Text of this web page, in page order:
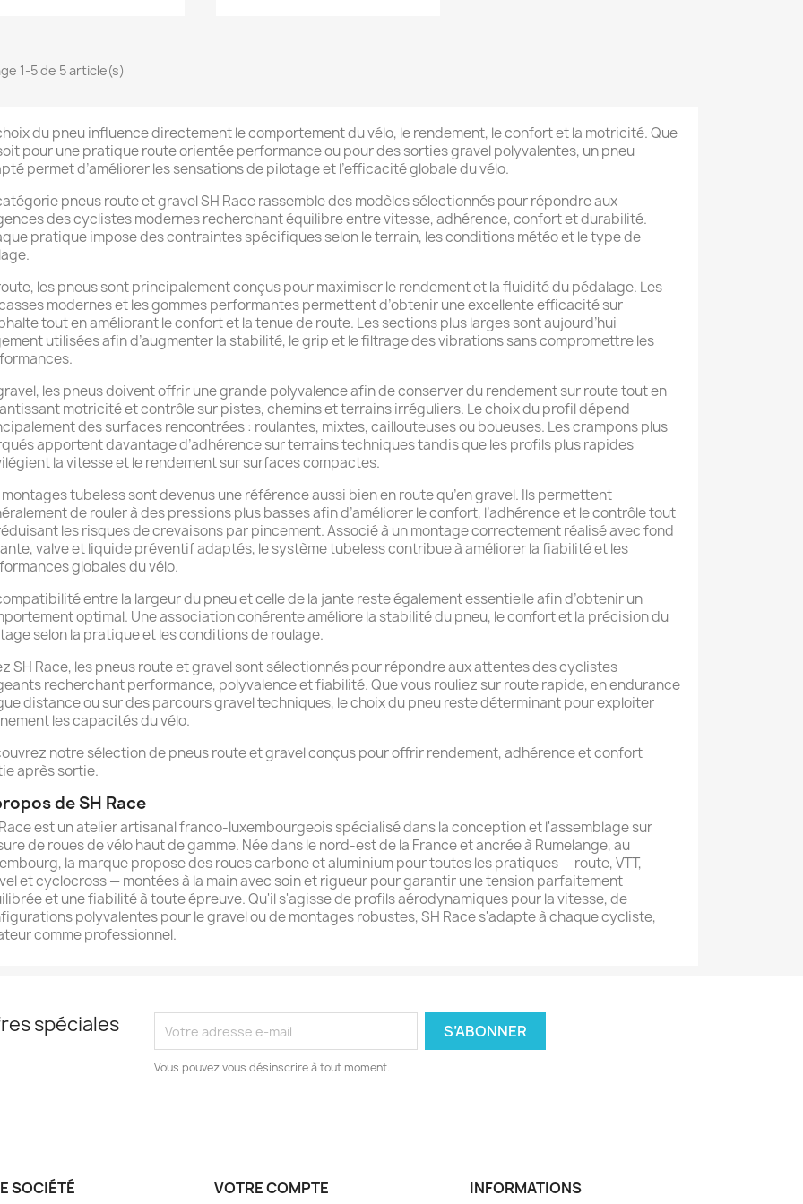
1-5 de 5 article(s)
du pneu influence directement le comportement du vélo, le rendement, le confort et la motricité. Que
pour une pratique route orientée performance ou pour des sorties gravel polyvalentes, un pneu
permet d’améliorer les sensations de pilotage et l’efficacité globale du vélo.
pneus route et gravel SH Race rassemble des modèles sélectionnés pour répondre aux
des cyclistes modernes recherchant équilibre entre vitesse, adhérence, confort et durabilité.
pratique impose des contraintes spécifiques selon le terrain, les conditions météo et le type de
les pneus sont principalement conçus pour maximiser le rendement et la fluidité du pédalage. Les
modernes et les gommes performantes permettent d’obtenir une excellente efficacité sur
tout en améliorant le confort et la tenue de route. Les sections plus larges sont aujourd’hui
utilisées afin d’augmenter la stabilité, le grip et le filtrage des vibrations sans compromettre les
les pneus doivent offrir une grande polyvalence afin de conserver du rendement sur route tout en
motricité et contrôle sur pistes, chemins et terrains irréguliers. Le choix du profil dépend
des surfaces rencontrées : roulantes, mixtes, caillouteuses ou boueuses. Les crampons plus
apportent davantage d’adhérence sur terrains techniques tandis que les profils plus rapides
la vitesse et le rendement sur surfaces compactes.
montages tubeless sont devenus une référence aussi bien en route qu’en gravel. Ils permettent
de rouler à des pressions plus basses afin d’améliorer le confort, l’adhérence et le contrôle tout
les risques de crevaisons par pincement. Associé à un montage correctement réalisé avec fond
valve et liquide préventif adaptés, le système tubeless contribue à améliorer la fiabilité et les
globales du vélo.
entre la largeur du pneu et celle de la jante reste également essentielle afin d’obtenir un
optimal. Une association cohérente améliore la stabilité du pneu, le confort et la précision du
selon la pratique et les conditions de roulage.
SH Race, les pneus route et gravel sont sélectionnés pour répondre aux attentes des cyclistes
recherchant performance, polyvalence et fiabilité. Que vous rouliez sur route rapide, en endurance
distance ou sur des parcours gravel techniques, le choix du pneu reste déterminant pour exploiter
les capacités du vélo.
notre sélection de pneus route et gravel conçus pour offrir rendement, adhérence et confort
après sortie.
de SH Race
est un atelier artisanal franco-luxembourgeois spécialisé dans la conception et l'assemblage sur
de roues de vélo haut de gamme. Née dans le nord-est de la France et ancrée à Rumelange, au
la marque propose des roues carbone et aluminium pour toutes les pratiques — route, VTT,
et cyclocross — montées à la main avec soin et rigueur pour garantir une tension parfaitement
et une fiabilité à toute épreuve. Qu'il s'agisse de profils aérodynamiques pour la vitesse, de
polyvalentes pour le gravel ou de montages robustes, SH Race s'adapte à chaque cycliste,
comme professionnel.
spéciales
Vous pouvez vous désinscrire à tout moment.
SOCIÉTÉ VOTRE COMPTE INFORMATIONS